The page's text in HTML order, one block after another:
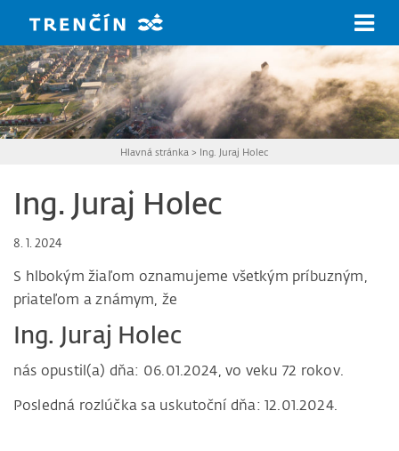
Hlavná stránka > Ing. Juraj Holec
Ing. Juraj Holec
8. 1. 2024
S hlbokým žiaľom oznamujeme všetkým príbuzným,
priateľom a známym, že
Ing. Juraj Holec
nás opustil(a) dňa: 06.01.2024, vo veku 72 rokov.
Posledná rozlúčka sa uskutoční dňa: 12.01.2024.